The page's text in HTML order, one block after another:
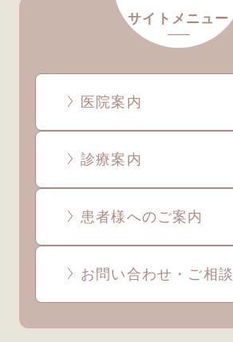
サイトメニュー
医院案内
診療案内
患者様へのご案内
お問い合わせ・ご相談